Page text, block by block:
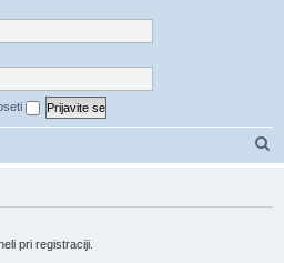
pri registraciji.